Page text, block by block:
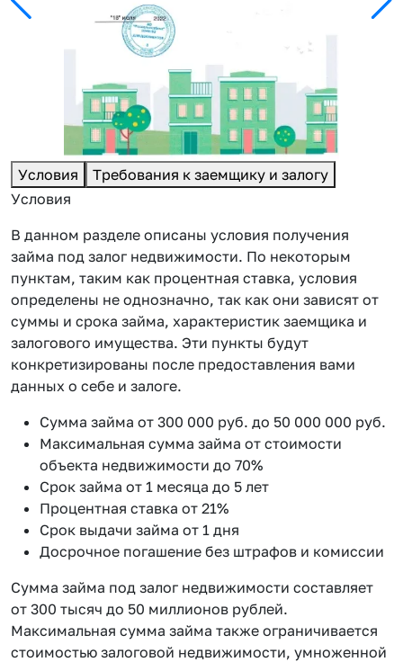
Условия
Требования к заемщику и залогу
Условия
В данном разделе описаны условия получения
займа под залог недвижимости. По некоторым
пунктам, таким как процентная ставка, условия
определены не однозначно, так как они зависят от
суммы и срока займа, характеристик заемщика и
залогового имущества. Эти пункты будут
конкретизированы после предоставления вами
данных о себе и залоге.
Сумма займа от 300 000 руб. до 50 000 000 руб.
Максимальная сумма займа от стоимости
объекта недвижимости до 70%
Срок займа от 1 месяца до 5 лет
Процентная ставка от 21%
Срок выдачи займа от 1 дня
Досрочное погашение без штрафов и комиссии
Сумма займа под залог недвижимости составляет
от 300 тысяч до 50 миллионов рублей.
Максимальная сумма займа также ограничивается
стоимостью залоговой недвижимости, умноженной